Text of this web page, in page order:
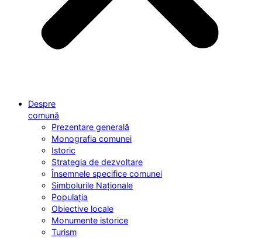
Despre
comună
Prezentare generală
Monografia comunei
Istoric
Strategia de dezvoltare
Însemnele specifice comunei
Simbolurile Naționale
Populația
Obiective locale
Monumente istorice
Turism